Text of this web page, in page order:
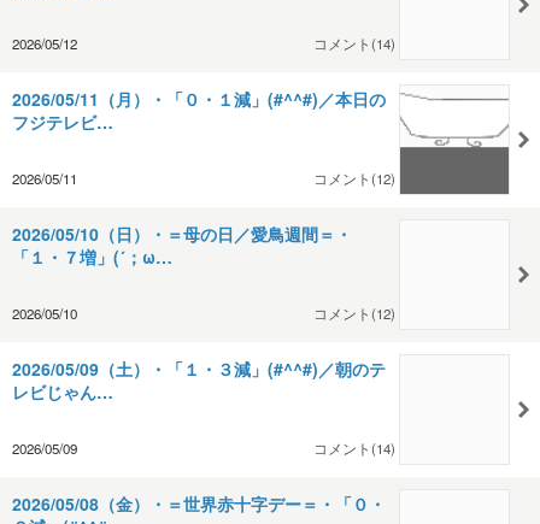
2026/05/12 コメント(14)
2026/05/11（月）・「０・１減」(#^^#)／本日の
フジテレビ…
2026/05/11 コメント(12)
2026/05/10（日）・＝母の日／愛鳥週間＝・
「１・７増」(´；ω…
2026/05/10 コメント(12)
2026/05/09（土）・「１・３減」(#^^#)／朝のテ
レビじゃん…
2026/05/09 コメント(14)
2026/05/08（金）・＝世界赤十字デー＝・「０・